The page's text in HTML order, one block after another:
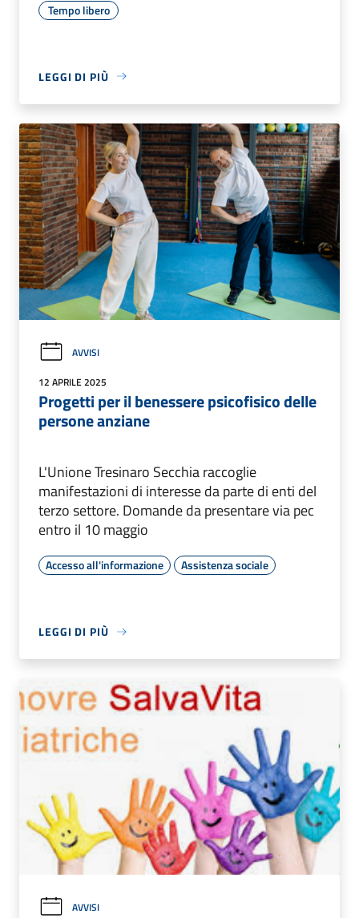
Tempo libero
LEGGI DI PIÙ
AVVISI
12 APRILE 2025
Progetti per il benessere psicofisico delle
persone anziane
L'Unione Tresinaro Secchia raccoglie
manifestazioni di interesse da parte di enti del
terzo settore. Domande da presentare via pec
entro il 10 maggio
Accesso all'informazione Assistenza sociale
LEGGI DI PIÙ
AVVISI